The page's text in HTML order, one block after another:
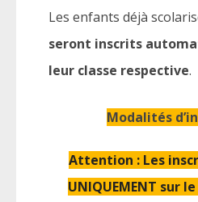
Les enfants déjà
seront inscrits
leur classe respective.
Modalités
Attention : Les
UNIQUEMENT sur